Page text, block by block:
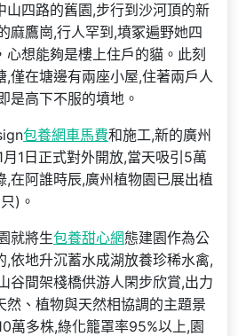
山四路的舊園,步行到沙河頂的新
麻鷹崗,行人罕到,墳冢遍野她四
想能夠是樓上住戶的貓。此刻
,僅在塘邊有兩座小屋,住著兩戶人
是高下不服的墳地。
包養網車馬費和施工,新的廣州
1日正式對外開放,當天吸引5萬
,在阿誰時辰,廣州植物園已展出植
)。
就將生包養甜心網態建園作為公
,依地升沉蓄水成湖放養珍稀水禽,
谷間架棧橋供游人閑步欣賞,出力
然、植物與天然相協調的主題景
萬多株,綠化籠罩率95%以上,園